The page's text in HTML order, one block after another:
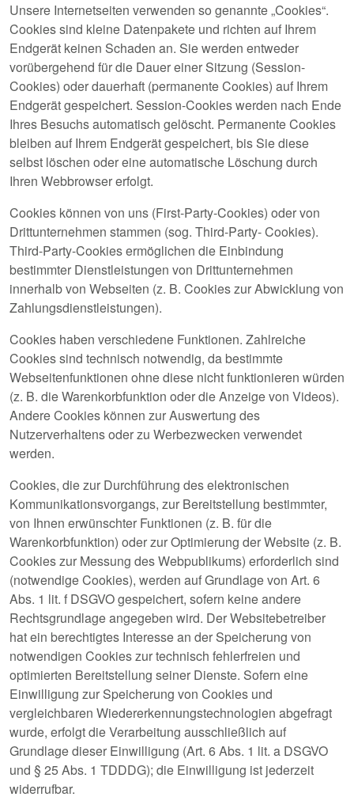
Unsere Internetseiten verwenden so genannte „Cookies“.
Cookies sind kleine Datenpakete und richten auf Ihrem
Endgerät keinen Schaden an. Sie werden entweder
vorübergehend für die Dauer einer Sitzung (Session-
Cookies) oder dauerhaft (permanente Cookies) auf Ihrem
Endgerät gespeichert. Session-Cookies werden nach Ende
Ihres Besuchs automatisch gelöscht. Permanente Cookies
bleiben auf Ihrem Endgerät gespeichert, bis Sie diese
selbst löschen oder eine automatische Löschung durch
Ihren Webbrowser erfolgt.
Cookies können von uns (First-Party-Cookies) oder von
Drittunternehmen stammen (sog. Third-Party- Cookies).
Third-Party-Cookies ermöglichen die Einbindung
bestimmter Dienstleistungen von Drittunternehmen
innerhalb von Webseiten (z. B. Cookies zur Abwicklung von
Zahlungsdienstleistungen).
Cookies haben verschiedene Funktionen. Zahlreiche
Cookies sind technisch notwendig, da bestimmte
Webseitenfunktionen ohne diese nicht funktionieren würden
(z. B. die Warenkorbfunktion oder die Anzeige von Videos).
Andere Cookies können zur Auswertung des
Nutzerverhaltens oder zu Werbezwecken verwendet
werden.
Cookies, die zur Durchführung des elektronischen
Kommunikationsvorgangs, zur Bereitstellung bestimmter,
von Ihnen erwünschter Funktionen (z. B. für die
Warenkorbfunktion) oder zur Optimierung der Website (z. B.
Cookies zur Messung des Webpublikums) erforderlich sind
(notwendige Cookies), werden auf Grundlage von Art. 6
Abs. 1 lit. f DSGVO gespeichert, sofern keine andere
Rechtsgrundlage angegeben wird. Der Websitebetreiber
hat ein berechtigtes Interesse an der Speicherung von
notwendigen Cookies zur technisch fehlerfreien und
optimierten Bereitstellung seiner Dienste. Sofern eine
Einwilligung zur Speicherung von Cookies und
vergleichbaren Wiedererkennungstechnologien abgefragt
wurde, erfolgt die Verarbeitung ausschließlich auf
Grundlage dieser Einwilligung (Art. 6 Abs. 1 lit. a DSGVO
und § 25 Abs. 1 TDDDG); die Einwilligung ist jederzeit
widerrufbar.